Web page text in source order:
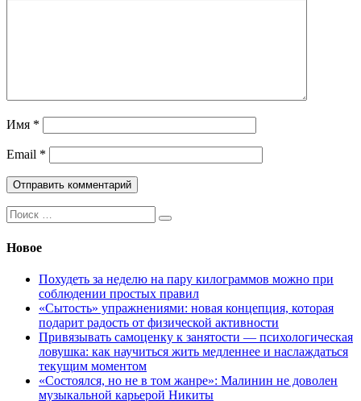
Имя *
Email *
Поиск:
Новое
Похудеть за неделю на пару килограммов можно при
соблюдении простых правил
«Сытость» упражнениями: новая концепция, которая
подарит радость от физической активности
Привязывать самоценку к занятости — психологическая
ловушка: как научиться жить медленнее и наслаждаться
текущим моментом
«Состоялся, но не в том жанре»: Малинин не доволен
музыкальной карьерой Никиты